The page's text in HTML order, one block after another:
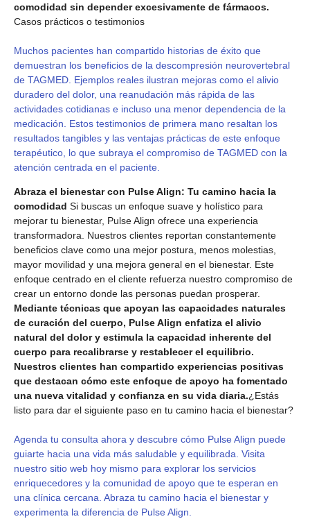
comodidad sin depender excesivamente de fármacos.
Casos prácticos o testimonios
Muchos pacientes han compartido historias de éxito que
demuestran los beneficios de la descompresión neurovertebral
de TAGMED. Ejemplos reales ilustran mejoras como el alivio
duradero del dolor, una reanudación más rápida de las
actividades cotidianas e incluso una menor dependencia de la
medicación. Estos testimonios de primera mano resaltan los
resultados tangibles y las ventajas prácticas de este enfoque
terapéutico, lo que subraya el compromiso de TAGMED con la
atención centrada en el paciente.
Abraza el bienestar con Pulse Align: Tu camino hacia la
comodidad Si buscas un enfoque suave y holístico para
mejorar tu bienestar, Pulse Align ofrece una experiencia
transformadora. Nuestros clientes reportan constantemente
beneficios clave como una mejor postura, menos molestias,
mayor movilidad y una mejora general en el bienestar. Este
enfoque centrado en el cliente refuerza nuestro compromiso de
crear un entorno donde las personas puedan prosperar.
Mediante técnicas que apoyan las capacidades naturales
de curación del cuerpo, Pulse Align enfatiza el alivio
natural del dolor y estimula la capacidad inherente del
cuerpo para recalibrarse y restablecer el equilibrio.
Nuestros clientes han compartido experiencias positivas
que destacan cómo este enfoque de apoyo ha fomentado
una nueva vitalidad y confianza en su vida diaria.¿Estás
listo para dar el siguiente paso en tu camino hacia el bienestar?
Agenda tu consulta ahora y descubre cómo Pulse Align puede
guiarte hacia una vida más saludable y equilibrada. Visita
nuestro sitio web hoy mismo para explorar los servicios
enriquecedores y la comunidad de apoyo que te esperan en
una clínica cercana. Abraza tu camino hacia el bienestar y
experimenta la diferencia de Pulse Align.